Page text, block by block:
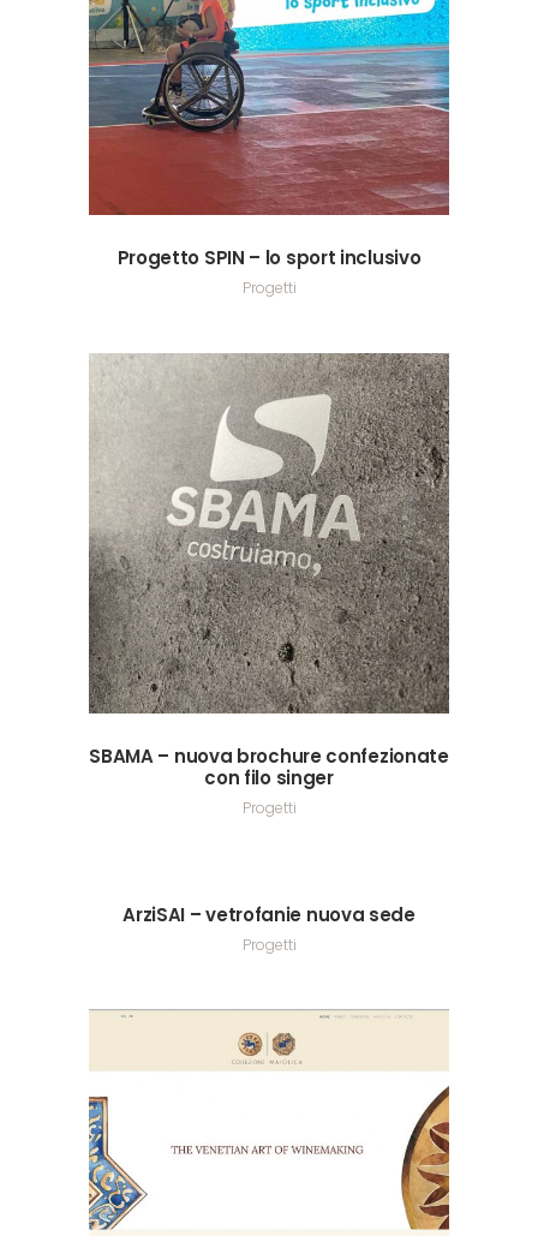
Progetto SPIN – lo sport inclusivo
Progetti
SBAMA – nuova brochure confezionate
con filo singer
Progetti
ArziSAI – vetrofanie nuova sede
Progetti